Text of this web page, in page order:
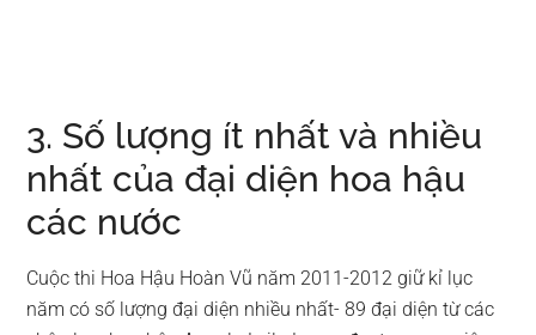
3. Số lượng ít nhất và nhiều
nhất của đại diện hoa hậu
các nước
Cuộc thi Hoa Hậu Hoàn Vũ năm 2011-2012 giữ kỉ lục
năm có số lượng đại diện nhiều nhất- 89 đại diện từ các